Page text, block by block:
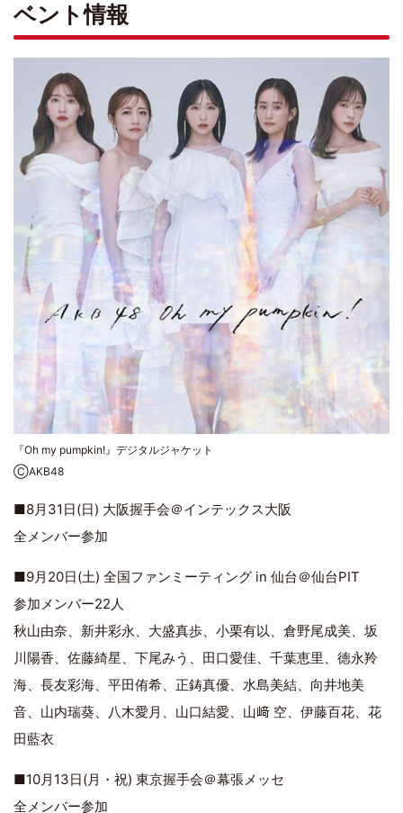
ベント情報
『Oh my pumpkin!』デジタルジャケット
ⒸAKB48
■8月31日(日) 大阪握手会＠インテックス大阪
全メンバー参加
■9月20日(土) 全国ファンミーティング in 仙台＠仙台PIT
参加メンバー22人
秋山由奈、新井彩永、大盛真歩、小栗有以、倉野尾成美、坂
川陽香、佐藤綺星、下尾みう、田口愛佳、千葉恵里、徳永羚
海、長友彩海、平田侑希、正鋳真優、水島美結、向井地美
音、山内瑞葵、八木愛月、山口結愛、山﨑 空、伊藤百花、花
田藍衣
■10月13日(月・祝) 東京握手会＠幕張メッセ
全メンバー参加